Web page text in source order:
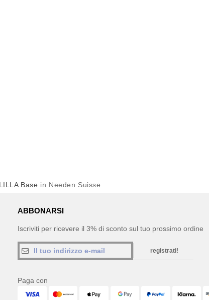
Base in Needen Suisse
ABBONARSI
Iscriviti per ricevere il 3% di sconto sul tuo prossimo ordine
registrati!
Paga con